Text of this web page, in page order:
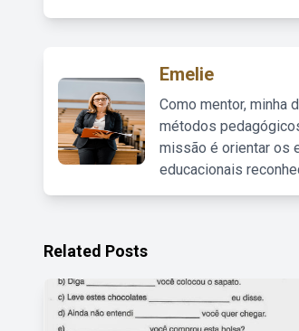
Emelie
Como mentor, minha
métodos
missão é orientar os
educacionais
Related Posts